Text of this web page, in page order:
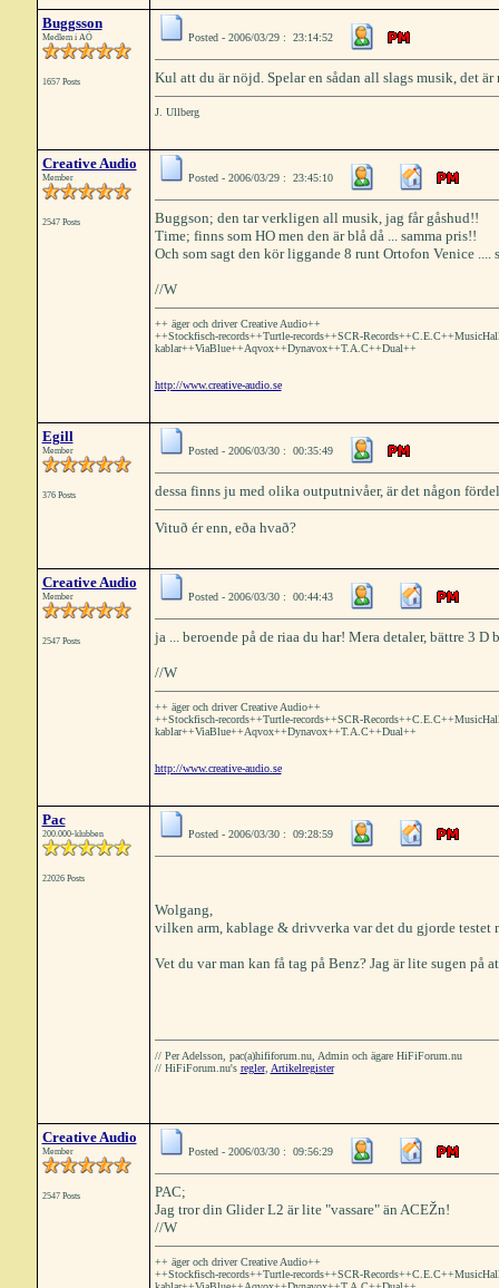
Buggsson
Medlem i AÖ
1657 Posts
Posted - 2006/03/29 : 23:14:52
Kul att du är nöjd. Spelar en sådan all slags musik, det
J. Ullberg
Creative Audio
Member
2547 Posts
Posted - 2006/03/29 : 23:45:10
Buggson; den tar verkligen all musik, jag får gåshud!!
Time; finns som HO men den är blå då ... samma pris!!
Och som sagt den kör liggande 8 runt Ortofon Venice ....
//W
++ äger och driver Creative Audio++
++Stockfisch-records++Turtle-records++SCR-
kablar++ViaBlue++Aqvox++Dynavox++T.A.C++Dual++
http://www.creative-audio.se
Egill
Member
376 Posts
Posted - 2006/03/30 : 00:35:49
dessa finns ju med olika outputnivåer, är det någon
Vituð ér enn, eða hvað?
Creative Audio
Member
2547 Posts
Posted - 2006/03/30 : 00:44:43
ja ... beroende på de riaa du har! Mera detaler, bättre 3 D
//W
++ äger och driver Creative Audio++
++Stockfisch-records++Turtle-records++SCR-
kablar++ViaBlue++Aqvox++Dynavox++T.A.C++Dual++
http://www.creative-audio.se
Pac
200.000-klubben
22026 Posts
Posted - 2006/03/30 : 09:28:59
Wolgang,
vilken arm, kablage & drivverka var det du gjorde testet
Vet du var man kan få tag på Benz? Jag är lite sugen på
// Per Adelsson, pac(a)hififorum.nu, Admin och ägare HiFiForum.nu
// HiFiForum.nu's regler, Artikelregister
Creative Audio
Member
2547 Posts
Posted - 2006/03/30 : 09:56:29
PAC;
Jag tror din Glider L2 är lite "vassare" än ACEŽn!
//W
++ äger och driver Creative Audio++
++Stockfisch-records++Turtle-records++SCR-